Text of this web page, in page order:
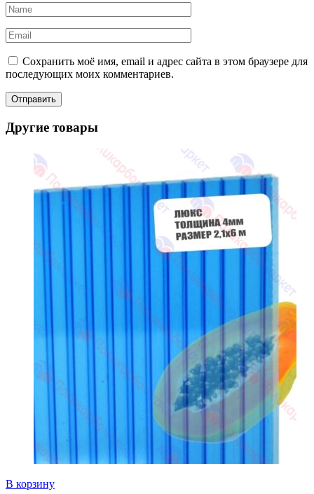
Сохранить моё имя, email и адрес сайта в этом браузере для
последующих моих комментариев.
Другие товары
В корзину